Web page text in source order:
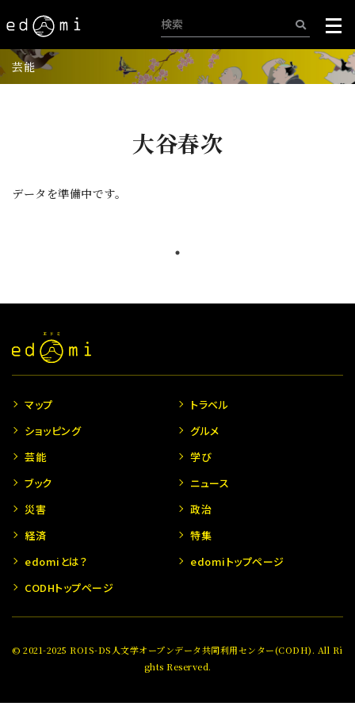
芸能
大谷春次
データを準備中です。
マップ
トラベル
ショッピング
グルメ
芸能
学び
ブック
ニュース
災害
政治
経済
特集
edomiとは？
edomiトップページ
CODHトップページ
© 2021-2025 ROIS-DS人文学オープンデータ共同利用センター(CODH). All Ri
ghts Reserved.